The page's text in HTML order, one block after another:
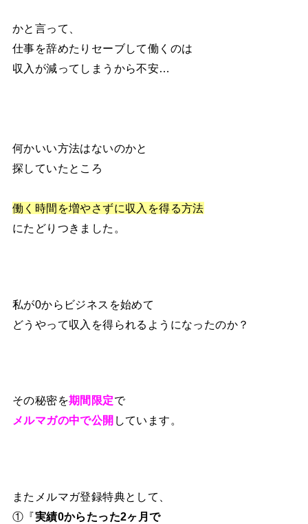
かと言って、
仕事を辞めたりセーブして働くのは
収入が減ってしまうから不安…
何かいい方法はないのかと
探していたところ
働く時間を増やさずに収入を得る方法
にたどりつきました。
私が0からビジネスを始めて
どうやって収入を得られるようになったのか？
その秘密を期間限定で
メルマガの中で公開 しています。
またメルマガ登録特典として、
①『実績0からたった2ヶ月で